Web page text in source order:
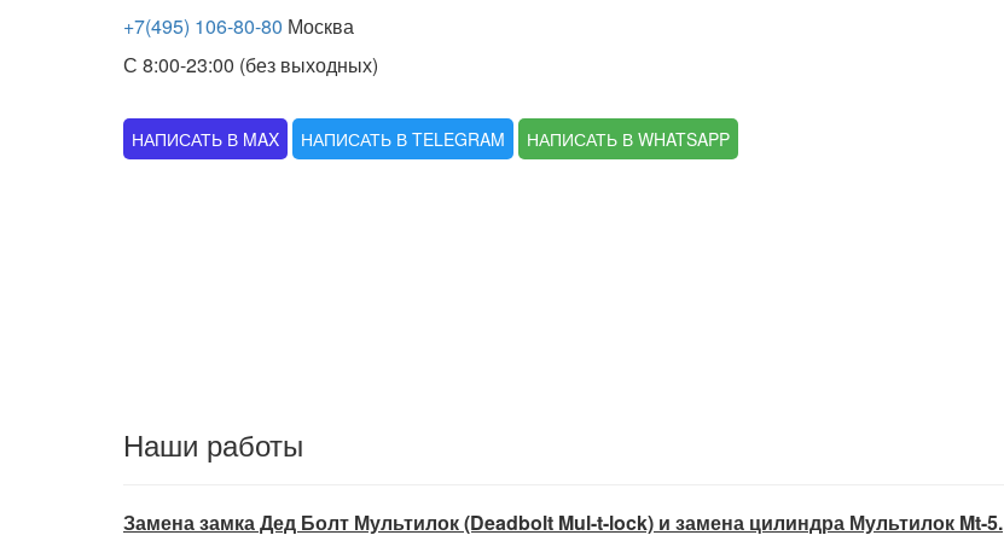
+7(495) 106-80-80 Москва
С 8:00-23:00 (без выходных)
НАПИСАТЬ В MAX НАПИСАТЬ В TELEGRAM НАПИСАТЬ В WHATSAPP
Наши работы
Замена замка Дед Болт Мультилок (Deadbolt Mul-t-lock) и замена цилиндра Мультилок Mt-5.